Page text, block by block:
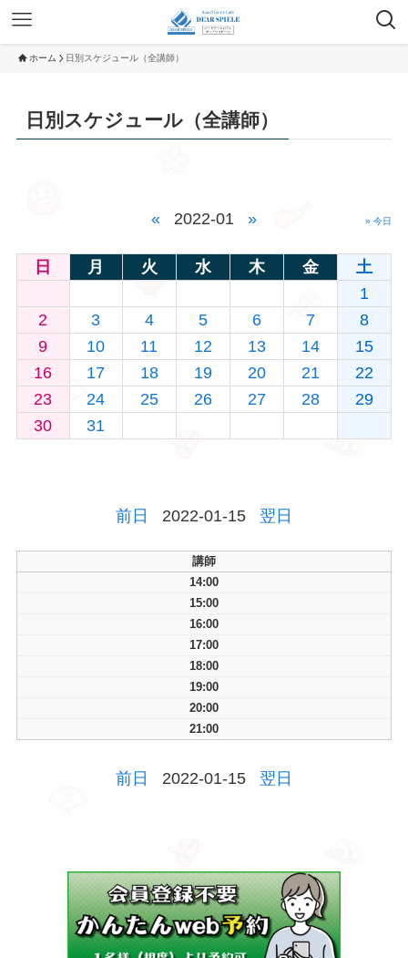
ホーム 日別スケジュール（全講師）
日別スケジュール（全講師）
« 2022-01 » » 今日
日 月 火 水 木 金
土
1
2
3 4 5 6 7
8
9
10 11 12 13 14
15
16
17 18 19 20 21
22
23
24 25 26 27 28
29
30
31
前日 2022-01-15 翌日
講師
14:00
15:00
16:00
17:00
18:00
19:00
20:00
21:00
前日 2022-01-15 翌日